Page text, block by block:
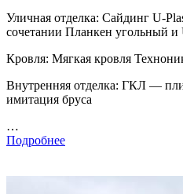
Уличная отделка: Сайдинг U-
сочетании Планкен угольный и
Кровля: Мягкая кровля
Внутренняя отделка: ГКЛ —
имитация бруса
…
Подробнее